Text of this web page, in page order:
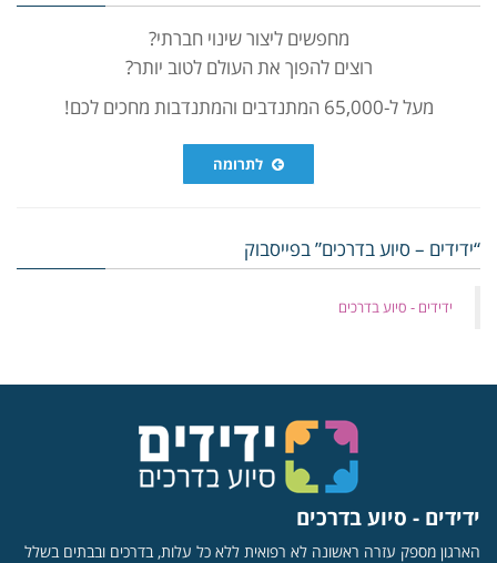
מחפשים ליצור שינוי חברתי?
רוצים להפוך את העולם לטוב יותר?
מעל ל-65,000 המתנדבים והמתנדבות מחכים לכם!
לתרומה
“ידידים – סיוע בדרכים” בפייסבוק
‏ידידים - סיוע בדרכים
ידידים - סיוע בדרכים
הארגון מספק עזרה ראשונה לא רפואית ללא כל עלות, בדרכים ובבתים בשלל